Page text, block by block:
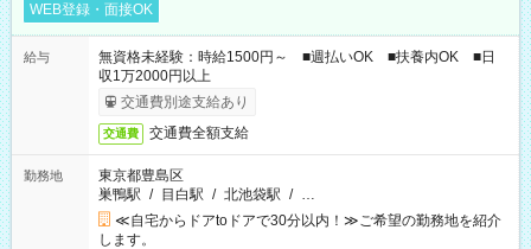
WEB登録・面接OK
給与
無資格未経験：時給1500円～ ■週払いOK ■扶養内OK ■日
収1万2000円以上
交通費別途支給あり
交通費 交通費全額支給
勤務地
東京都豊島区
巣鴨駅 / 目白駅 / 北池袋駅 / …
≪自宅からドアtoドアで30分以内！≫ご希望の勤務地を紹介
します。